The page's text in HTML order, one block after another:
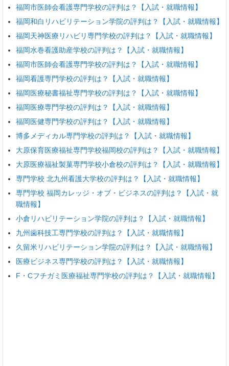
福岡市医師会看護専門学校の評判は？【入試・就職情報】
福岡和白リハビリテーション学院の評判は？【入試・就職情報】
福岡天神医療リハビリ専門学校の評判は？【入試・就職情報】
福岡水巻看護助産学校の評判は？【入試・就職情報】
福岡市医師会看護専門学校の評判は？【入試・就職情報】
福岡看護専門学校の評判は？【入試・就職情報】
福岡医療秘書福祉専門学校の評判は？【入試・就職情報】
福岡医療専門学校の評判は？【入試・就職情報】
福岡医健専門学校の評判は？【入試・就職情報】
博多メディカル専門学校の評判は？【入試・就職情報】
大原保育医療福祉専門学校福岡校の評判は？【入試・就職情報】
大原医療福祉製菓専門学校小倉校の評判は？【入試・就職情報】
専門学校 北九州看護大学校の評判は？【入試・就職情報】
専門学校 福岡カレッジ・オブ・ビジネスの評判は？【入試・就
職情報】
小倉リハビリテーション学院の評判は？【入試・就職情報】
九州歯科技工専門学校の評判は？【入試・就職情報】
久留米リハビリテーション学院の評判は？【入試・就職情報】
医療ビジネス専門学校の評判は？【入試・就職情報】
F・Cフチガミ医療福祉専門学校の評判は？【入試・就職情報】